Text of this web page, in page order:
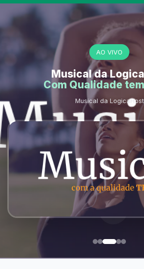
AO VIVO
Musical da
Com Qualidade
Musical da LogicaHost